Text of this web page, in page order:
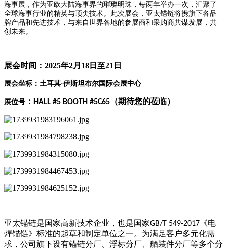
海事展，作为亚欧大陆海事界的璀璨明珠，每两年举办一次，汇聚了
全球海事行业的精英与顶尖技术。此次展会，亚太锚链将携旗下各品
牌产品和先进技术，与来自世界各地的参展商和采购商共谋发展，共
创未来。
展会时间： 2025年2月 18 日至21 日
展会坐标：土耳其·伊斯坦布尔国际会展中心
展位号 ： HALL #5 BOOTH #5C65 （期待您的莅临）
亚太锚链是国家高新技术企业，也是国家GB/T 549-2017 《电
焊锚链》标准的起草和制定单位之一。为满足客户多元化需
求，公司旗下设有锚链分厂、浮标分厂、舾装件分厂等多个分